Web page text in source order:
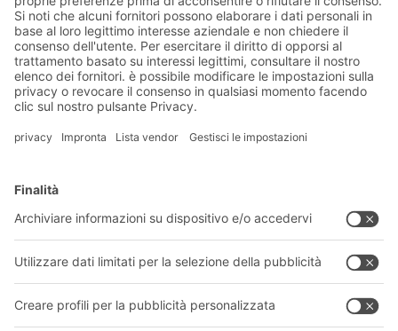
Soluzioni BITO
Soluzioni di intralogistica
Cassette e contenitori
Sistemi di trasporto
Consulenza e servizi
Download
Azienda Seguici